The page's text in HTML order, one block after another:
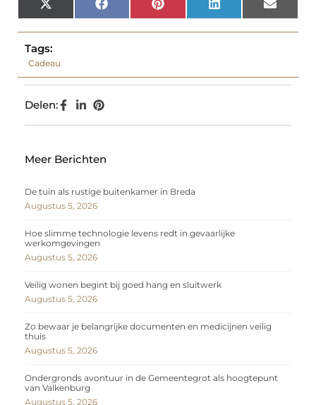
X
(Twitter)
Facebook Pinterest LinkedIn Email
Tags:
Cadeau
Delen:
Meer Berichten
De tuin als rustige buitenkamer in Breda
Augustus 5, 2026
Hoe slimme technologie levens redt in gevaarlijke
werkomgevingen
Augustus 5, 2026
Veilig wonen begint bij goed hang en sluitwerk
Augustus 5, 2026
Zo bewaar je belangrijke documenten en medicijnen veilig
thuis
Augustus 5, 2026
Ondergronds avontuur in de Gemeentegrot als hoogtepunt
van Valkenburg
Augustus 5, 2026